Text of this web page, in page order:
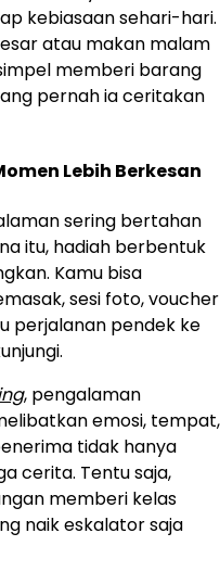
kebiasaan sehari-hari.
atau makan malam
memberi barang
pernah ia ceritakan
Lebih Berkesan
sering bertahan
itu, hadiah berbentuk
Kamu bisa
sesi foto, voucher
perjalanan pendek ke
, pengalaman
emosi, tempat,
tidak hanya
cerita. Tentu saja,
memberi kelas
naik eskalator saja